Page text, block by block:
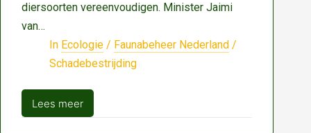
diersoorten vereenvoudigen. Minister Jaimi
van…
In Ecologie / Faunabeheer Nederland /
Schadebestrijding
Lees meer
23